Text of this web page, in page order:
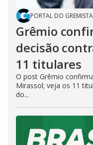
PORTAL DO GREMISTA
Grêmio
decisão
11 titulares
O post Grêmio
Mirassol; veja os 11
do...